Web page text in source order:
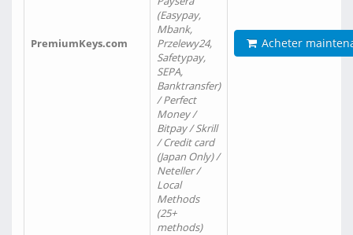
PremiumKeys.com
(Easypay,
Mbank,
Przelewy24,
Safetypay,
SEPA,
Banktransfer)
/ Perfect
Money /
Bitpay / Skrill
/ Credit card
(Japan Only) /
Neteller /
Local
Methods
(25+
methods)
Acheter